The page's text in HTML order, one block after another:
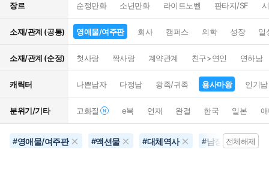
장르 순정만화 소년만화 라이트노벨 판타지/SF
소재/관계 (공통) 영애물/여주판 회사 캠퍼스 의학 성장 일
소재/관계 (순정) 첫사랑 짝사랑 계약관계 친구>연인 연하남
캐릭터 나쁜남자 다정남 왕족/귀족 용사마왕 인기남
분위기/기타 고화질 e북 연재 완결 한국 일본
#영애물/여주판 #액션물 #대체역사 #남장여자전체해제